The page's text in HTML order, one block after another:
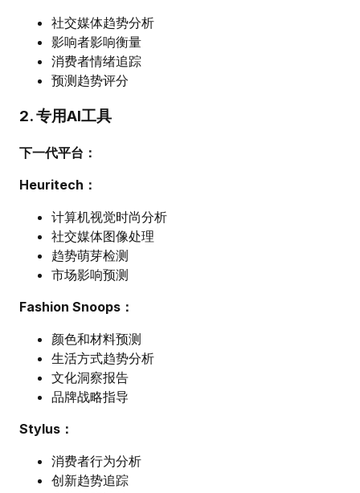
社交媒体趋势分析
影响者影响衡量
消费者情绪追踪
预测趋势评分
2. 专用AI工具
下一代平台：
Heuritech：
计算机视觉时尚分析
社交媒体图像处理
趋势萌芽检测
市场影响预测
Fashion Snoops：
颜色和材料预测
生活方式趋势分析
文化洞察报告
品牌战略指导
Stylus：
消费者行为分析
创新趋势追踪